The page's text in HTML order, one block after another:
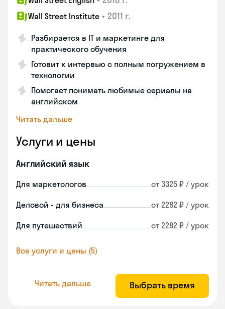
Wall Street Institute • 2011 г.
Разбирается в IT и маркетинге для
практического обучения
Готовит к интервью с полным погружением в
технологии
Помогает понимать любимые сериалы на
английском
Читать дальше
Услуги и цены
Английский язык
Для маркетологов от 3325 ₽ / урок
Деловой - для бизнеса от 2282 ₽ / урок
Для путешествий от 2282 ₽ / урок
Все услуги и цены (5)
Читать дальше Выбрать время